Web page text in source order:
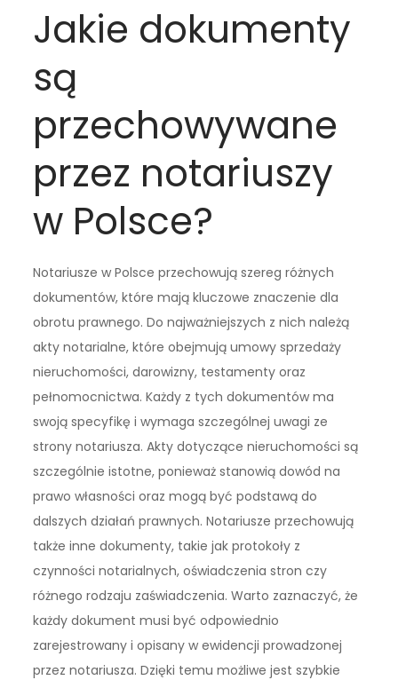
Jakie dokumenty
są
przechowywane
przez notariuszy
w Polsce?
Notariusze w Polsce przechowują szereg różnych
dokumentów, które mają kluczowe znaczenie dla
obrotu prawnego. Do najważniejszych z nich należą
akty notarialne, które obejmują umowy sprzedaży
nieruchomości, darowizny, testamenty oraz
pełnomocnictwa. Każdy z tych dokumentów ma
swoją specyfikę i wymaga szczególnej uwagi ze
strony notariusza. Akty dotyczące nieruchomości są
szczególnie istotne, ponieważ stanowią dowód na
prawo własności oraz mogą być podstawą do
dalszych działań prawnych. Notariusze przechowują
także inne dokumenty, takie jak protokoły z
czynności notarialnych, oświadczenia stron czy
różnego rodzaju zaświadczenia. Warto zaznaczyć, że
każdy dokument musi być odpowiednio
zarejestrowany i opisany w ewidencji prowadzonej
przez notariusza. Dzięki temu możliwe jest szybkie